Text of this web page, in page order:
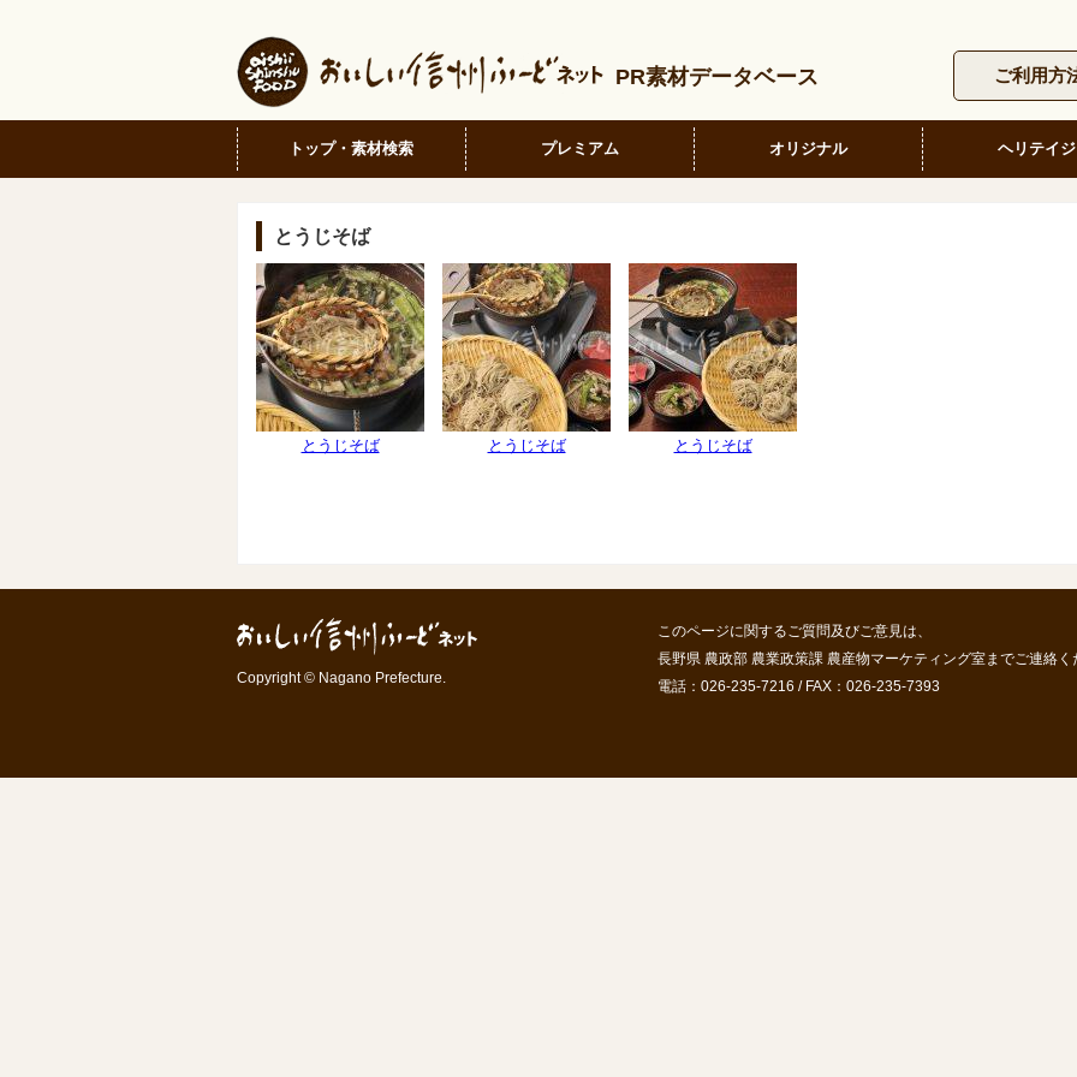
PR素材データベース ご利用方
トップ・素材検索 プレミアム オリジナル ヘリテイジ
とうじそば
とうじそば とうじそば とうじそば
Copyright © Nagano Prefecture.
このページに関するご質問及びご意見は、
長野県 農政部 農業政策課 農産物マーケティング室までご連絡く
電話：026-235-7216 / FAX：026-235-7393